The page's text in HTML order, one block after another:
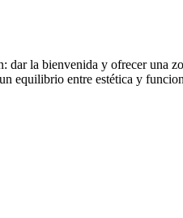
dar la bienvenida y ofrecer una
equilibrio entre estética y